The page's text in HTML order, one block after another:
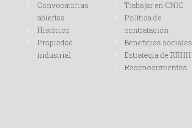
Convocatorias
abiertas
Histórico
Propiedad
industrial
Trabajar en CNIC
Política de
contratación
Beneficios sociales
Estrategia de RRHH
Reconocimientos